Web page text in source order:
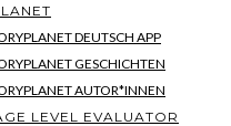
DEUTSCH APP
GESCHICHTEN
AUTOR*INNEN
LEVEL EVALUATOR